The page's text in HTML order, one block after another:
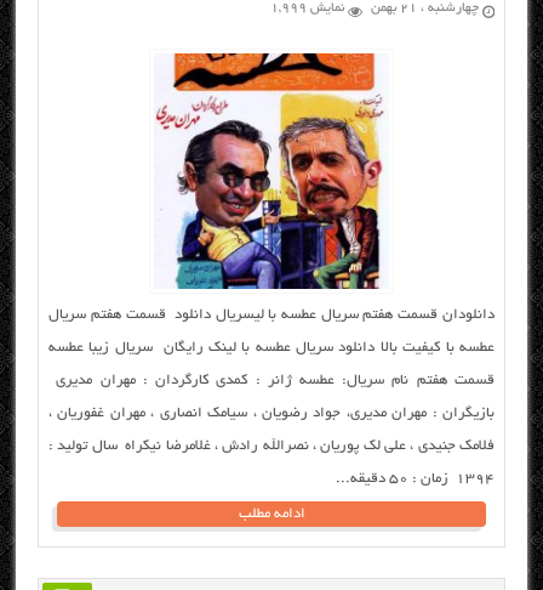
چهارشنبه ، ۲۱ بهمن نمایش 1,999
دانلودان قسمت هفتم سریال عطسه با لیسریال دانلود قسمت هفتم سریال
عطسه با کیفیت بالا دانلود سریال عطسه با لینک رایگان سریال زیبا عطسه
قسمت هفتم نام سریال: عطسه ژانر : کمدی کارگردان : مهران مدیری
بازیگران : مهران مدیری، جواد رضویان ، سیامک انصاری ، مهران غفوریان ،
فلامک جنیدی ، علی لک پوریان ، نصرالله رادش ، غلامرضا نیکراه سال تولید :
۱۳۹۴ زمان : ۵۰ دقیقه...
ادامه مطلب